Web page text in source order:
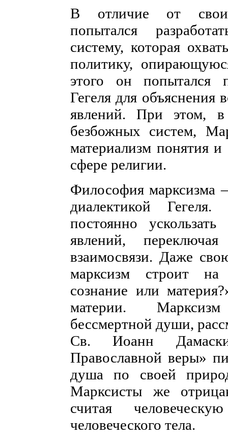
В отличие от
попытался
систему, которая
политику,
этого он попытался
Гегеля для
явлений. При этом,
безбожных систем,
материализм понятия
сфере религии.
Философия марксизма
диалектикой
постоянно
явлений,
взаимосвязи. Даже
марксизм строит
сознание или
материи.
бессмертной души,
Св. Иоанн
Православной веры»
душа по своей
Марксисты же
считая
человеческого тела.